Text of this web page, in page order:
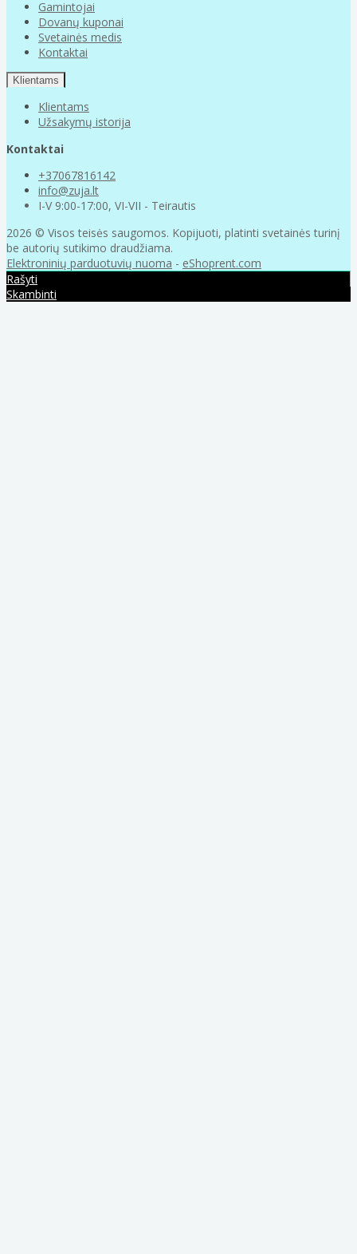
Gamintojai
Dovanų kuponai
Svetainės medis
Kontaktai
Klientams
Klientams
Užsakymų istorija
Kontaktai
+37067816142
info@zuja.lt
I-V 9:00-17:00, VI-VII - Teirautis
2026 © Visos teisės saugomos. Kopijuoti, platinti svetainės turinį
be autorių sutikimo draudžiama.
Elektroninių parduotuvių nuoma - eShoprent.com
Rašyti
Skambinti